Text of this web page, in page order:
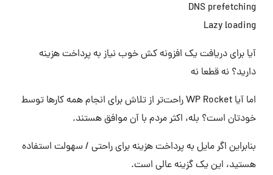
DNS prefetching
Lazy loading
آیا برای دریافت یک افزونه کش خوب نیاز به پرداخت هزینه
دارید؟ نه قطعا نه
اما آیا WP Rocket راحت‌تر از تلاش برای انجام همه کارها توسط
خودتان است؟ بله، اکثر مردم با آن موافق هستند.
بنابراین اگر مایل به پرداخت هزینه برای راحتی / سهولت استفاده
هستید، این یک گزینه عالی است.